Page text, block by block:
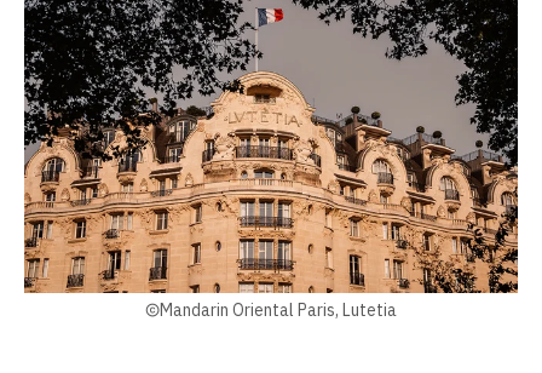
ⒸMandarin Oriental Paris, Lutetia